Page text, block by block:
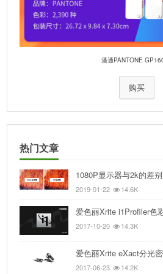
潘通PANTONE
购买
热门文章
1080P显示器与2k的差
2019-01-22 14.6K
爱色丽Xrite i1Profiler色
2017-10-20 14.3K
爱色丽Xrite eXact分光
2017-06-23 14.2K